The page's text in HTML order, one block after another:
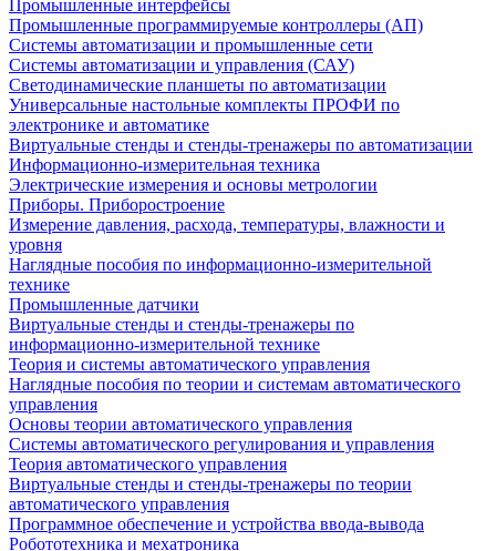
Промышленные интерфейсы
Промышленные программируемые контроллеры (АП)
Системы автоматизации и промышленные сети
Системы автоматизации и управления (САУ)
Светодинамические планшеты по автоматизации
Универсальные настольные комплекты ПРОФИ по
электронике и автоматике
Виртуальные стенды и стенды-тренажеры по автоматизации
Информационно-измерительная техника
Электрические измерения и основы метрологии
Приборы. Приборостроение
Измерение давления, расхода, температуры, влажности и
уровня
Наглядные пособия по информационно-измерительной
технике
Промышленные датчики
Виртуальные стенды и стенды-тренажеры по
информационно-измерительной технике
Теория и системы автоматического управления
Наглядные пособия по теории и системам автоматического
управления
Основы теории автоматического управления
Системы автоматического регулирования и управления
Теория автоматического управления
Виртуальные стенды и стенды-тренажеры по теории
автоматического управления
Программное обеспечение и устройства ввода-вывода
Робототехника и мехатроника